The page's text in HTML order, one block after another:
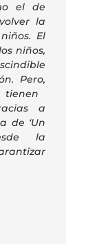
el de
la
El
niños,
Pero,
a
de ‘Un
la